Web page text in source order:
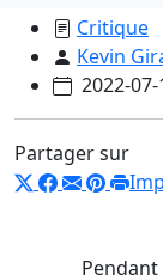
Critique
Kevin
2022-
Partager sur